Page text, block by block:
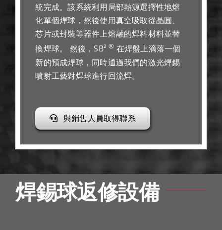
統完成。該系統利用局部熱源選擇性地熔
化單個焊球，然後使用真空吸取從晶圓、
芯片或封裝等器件上熔融的焊料材料並替
換焊球。 然後，SB²® 在焊盤上滴落一個
新的預成焊球，同時通過我們的激光焊錫
噴射工藝對焊球進行回流焊。
與銷售人員取得聯系
焊錫球返修設備